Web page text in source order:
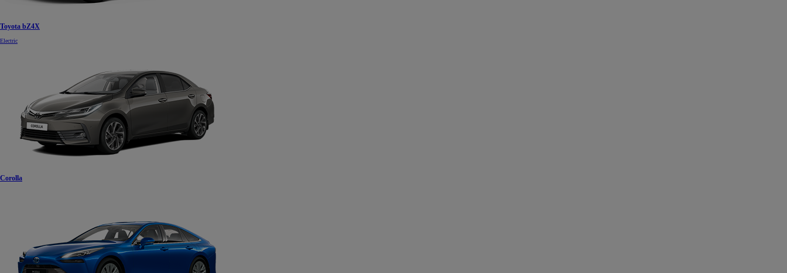
Toyota bZ4X
Electric
Corolla